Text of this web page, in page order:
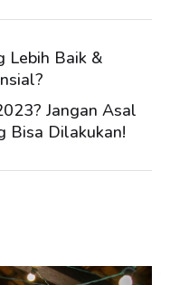
Lebih Baik &
Jangan Asal
Bisa Dilakukan!